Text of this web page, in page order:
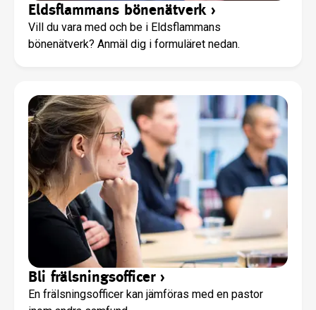
Eldsflammans bönenätverk›
Vill du vara med och be i Eldsflammans
bönenätverk? Anmäl dig i formuläret nedan.
Bli frälsningsofficer›
En frälsningsofficer kan jämföras med en pastor